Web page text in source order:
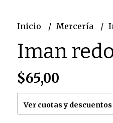
Inicio Mercería
Iman
$65,00
Ver cuotas y descuentos